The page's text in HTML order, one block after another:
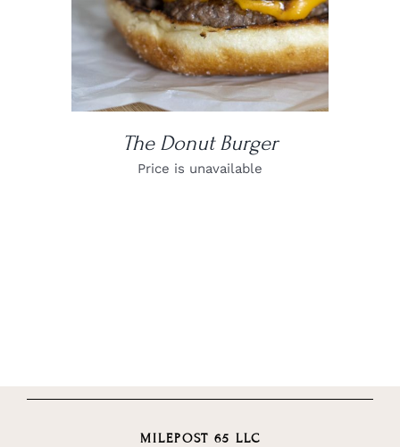
The Donut Burger
Price is unavailable
MILEPOST 65 LLC